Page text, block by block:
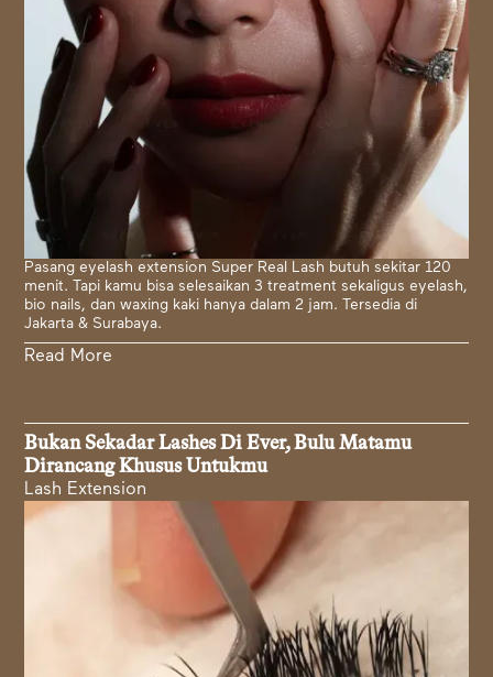
Pasang eyelash extension Super Real Lash butuh sekitar 120
menit. Tapi kamu bisa selesaikan 3 treatment sekaligus eyelash,
bio nails, dan waxing kaki hanya dalam 2 jam. Tersedia di
Jakarta & Surabaya.
Read More
Bukan Sekadar Lashes Di Ever, Bulu Matamu
Dirancang Khusus Untukmu
Lash Extension